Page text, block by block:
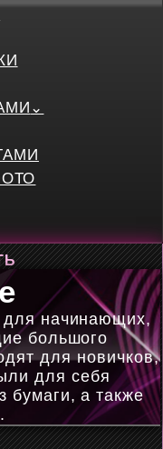
для начинающих,
большого
для новичков,
для себя
бумаги, а также